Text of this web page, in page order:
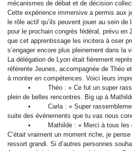
mécanismes de débat et de décision
Cette expérience immersive a permis aux
le rôle actif qu’ils peuvent jouer au sein de
pour le prochain congrès fédéral, prévu en
que cet apprentissage les incitera à oser
s’engager encore plus pleinement dans la
La délégation de Lyon était fièrement
référente Jeunes, accompagnée de Théo
à monter en compétences. Voici leurs
• Théo : « Ce fut un super
plein de belles rencontres. Big up à
• Carla : « Super rassemblement
suite des événements que tu vas nous
• Mathilde : « Merci à tous les
C’était vraiment un moment riche, je
ressort grandi. Si d’autres personnes